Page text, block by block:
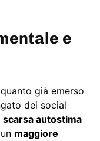
e
già emerso
dei social
scarsa autostima
maggiore